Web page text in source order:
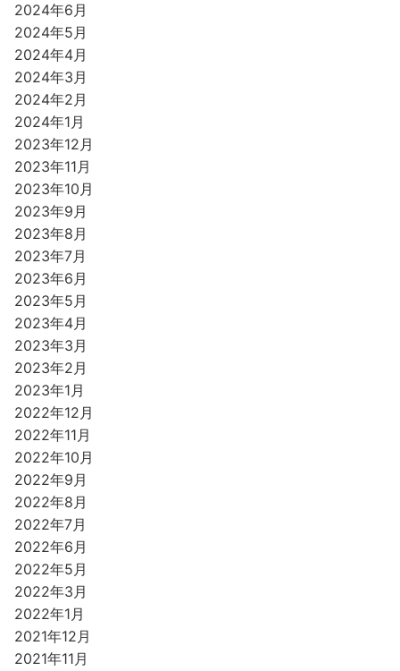
2024年6月
2024年5月
2024年4月
2024年3月
2024年2月
2024年1月
2023年12月
2023年11月
2023年10月
2023年9月
2023年8月
2023年7月
2023年6月
2023年5月
2023年4月
2023年3月
2023年2月
2023年1月
2022年12月
2022年11月
2022年10月
2022年9月
2022年8月
2022年7月
2022年6月
2022年5月
2022年3月
2022年1月
2021年12月
2021年11月